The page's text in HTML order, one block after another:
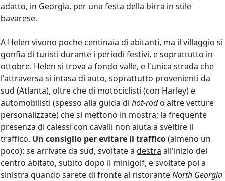
adatto, in Georgia, per una festa della birra in stile
bavarese.
A Helen vivono poche centinaia di abitanti, ma il villaggio si
gonfia di turisti durante i periodi festivi, e soprattutto in
ottobre. Helen si trova a fondo valle, e l'unica strada che
l'attraversa si intasa di auto, soprattutto provenienti da
sud (Atlanta), oltre che di motociclisti (con Harley) e
automobilisti (spesso alla guida di hot-rodo altre vetture
personalizzate) che si mettono in mostra; la frequente
presenza di calessi con cavalli non aiuta a sveltire il
traffico. Un consiglio per evitare il traffico(almeno un
poco): se arrivate da sud, svoltate a destra all'inizio del
centro abitato, subito dopo il minigolf, e svoltate poi a
sinistra quando sarete di fronte al ristoranteNorth Georgia